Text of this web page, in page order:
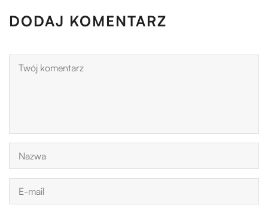
DODAJ KOMENTARZ